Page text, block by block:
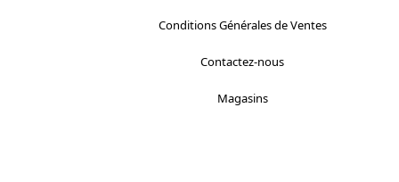
Conditions Générales de Ventes
Contactez-nous
Magasins